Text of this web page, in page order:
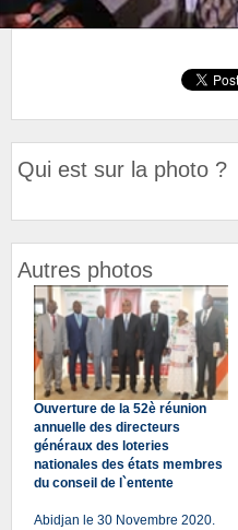
Qui est sur la photo ?
Autres photos
Ouverture de la 52è réunion
annuelle des directeurs
généraux des loteries
nationales des états membres
du conseil de l`entente
Abidjan le 30 Novembre 2020.